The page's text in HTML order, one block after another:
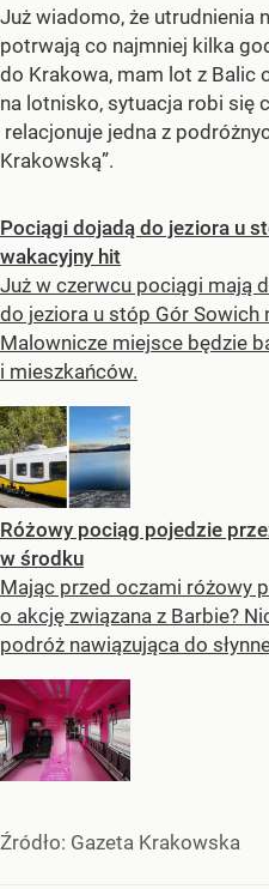
Już wiadomo, że utrudnienia
potrwają co najmniej kilka
do Krakowa, mam lot z Balic
na lotnisko, sytuacja robi się
relacjonuje jedna z
Krakowską”.
Pociągi dojadą do jeziora u
wakacyjny hit
Już w czerwcu pociągi mają
do jeziora u stóp Gór Sowich
Malownicze miejsce będzie
i mieszkańców.
Różowy pociąg pojedzie
w środku
Mając przed oczami różowy
o akcję związana z Barbie?
podróż nawiązująca do
Źródło: Gazeta Krakowska